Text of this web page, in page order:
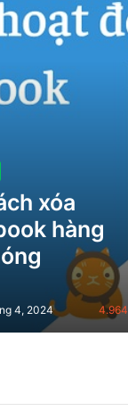
xóa
hàng
4, 2024 4.964